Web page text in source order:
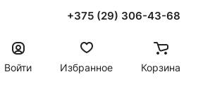
+375 (29) 306-43-68
Войти
Избранное Корзина